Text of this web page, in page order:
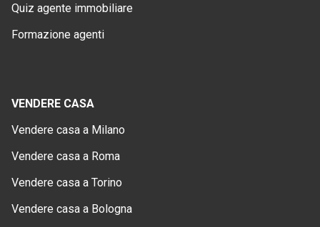
Quiz agente immobiliare
Formazione agenti
VENDERE CASA
Vendere casa a Milano
Vendere casa a Roma
Vendere casa a Torino
Vendere casa a Bologna